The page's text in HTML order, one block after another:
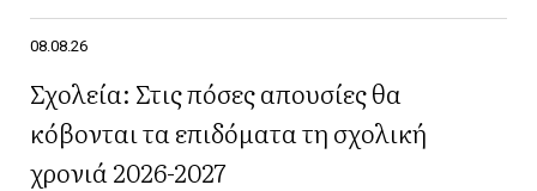
08.08.26
Σχολεία: Στις πόσες απουσίες θα
κόβονται τα επιδόματα τη σχολική
χρονιά 2026-2027